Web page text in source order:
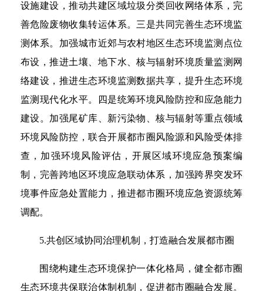
设施建设，推动共建区域垃圾分类回收网络体系，完
善危险废物收集转运体系。三是共同完善生态环境监
测体系。加强城市近郊与农村地区生态环境监测点位
布设，推进土壤、地下水、核与辐射环境质量监测网
络建设，推进生态环境监测数据共享，提升生态环境
监测现代化水平。四是统筹环境风险防控和应急能力
建设。加强尾矿库、新污染物、核与辐射等重点领域
环境风险防控，联合开展都市圈风险源和风险受体排
查，加强环境风险评估，开展区域环境应急预案编
制，完善跨地区环境应急联动体系，加强跨界突发环
境事件应急处置能力，推进都市圈环境应急资源统筹
调配。
5.共创区域协同治理机制，打造融合发展都市圈
围绕构建生态环境保护一体化格局，健全都市圈
生态环境共保联治体制机制，促进都市圈融合发展。